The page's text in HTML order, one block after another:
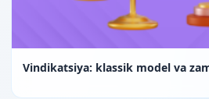
Vindikatsiya: klassik model va